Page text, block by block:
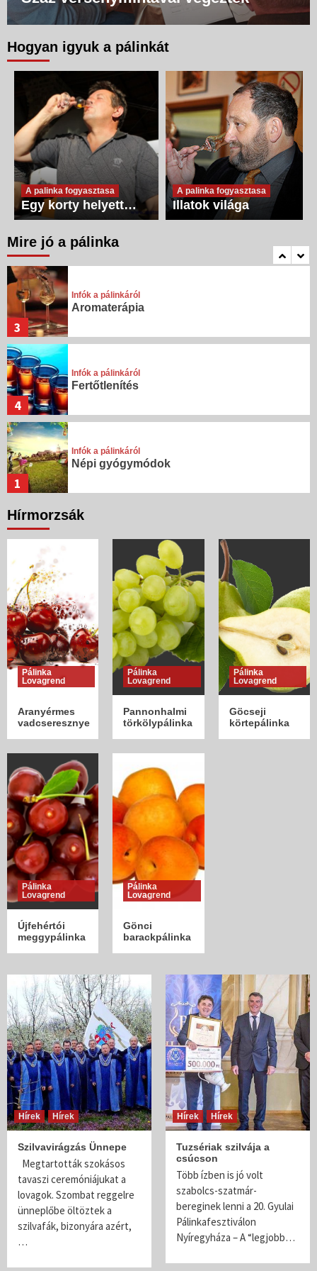
Hogyan igyuk a pálinkát
A palinka fogyasztasa
Egy korty helyett…
A palinka fogyasztasa
Illatok világa
Mire jó a pálinka
Fertőtlenítés
1
Infók a pálinkáról
Népi gyógymódok
2
Infók a pálinkáról
Stressz-oldás, étvágygerjesztés,
szívbetegség
3
Infók a pálinkáról
Aromaterápia
4
Infók a pálinkáról
Fertőtlenítés
1
Infók a pálinkáról
Népi gyógymódok
2
Infók a pálinkáról
3
Infók a pálinkáról
Aromaterápia
Hírmorzsák
Pálinka
Lovagrend
Aranyérmes
vadcseresznye
Pálinka
Lovagrend
Pannonhalmi
törkölypálinka
Pálinka
Lovagrend
Göcseji
körtepálinka
Pálinka
Lovagrend
Újfehértói
meggypálinka
Pálinka
Lovagrend
Gönci
barackpálinka
Hírek Hírek
Szilvavirágzás Ünnepe
Megtartották szokásos
tavaszi ceremóniájukat a
lovagok. Szombat reggelre
ünneplőbe öltöztek a
szilvafák, bizonyára azért,
…
Hírek Hírek
Tuzsériak szilvája a
csúcson
Több ízben is jó volt
szabolcs-szatmár-
bereginek lenni a 20. Gyulai
Pálinkafesztiválon
Nyíregyháza – A “legjobb…